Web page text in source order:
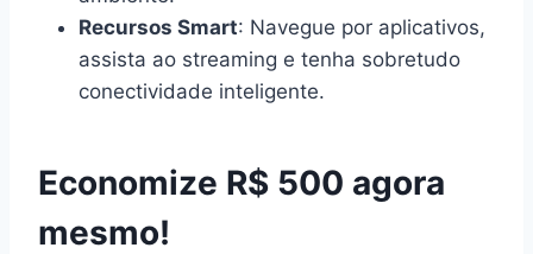
Recursos Smart: Navegue por aplicativos,
assista ao streaming e tenha sobretudo
conectividade inteligente.
Economize R$ 500 agora
mesmo!